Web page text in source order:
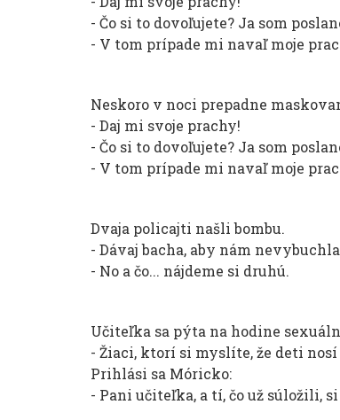
- Čo si to dovoľujete? Ja som
- V tom prípade mi navaľ moje
Neskoro v noci prepadne
- Daj mi svoje prachy!
- Čo si to dovoľujete? Ja som
- V tom prípade mi navaľ moje
Dvaja policajti našli bombu.
- Dávaj bacha, aby nám
- No a čo... nájdeme si druhú.
Učiteľka sa pýta na hodine
- Žiaci, ktorí si myslíte, že deti
Prihlási sa Móricko:
- Pani učiteľka, a tí, čo už súložili,